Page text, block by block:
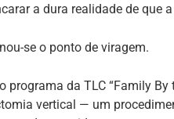
a dura realidade de que
se o ponto de viragem.
programa da TLC “Family
vertical — um